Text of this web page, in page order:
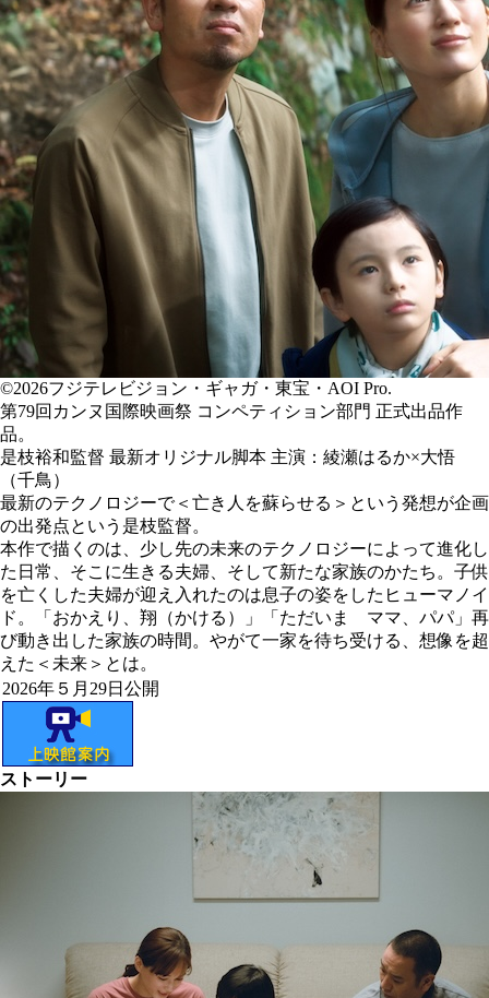
©2026フジテレビジョン・ギャガ・東宝・AOI Pro.
第79回カンヌ国際映画祭 コンペティション部門 正式出品作
品。
是枝裕和監督 最新オリジナル脚本 主演：綾瀬はるか×大悟
（千鳥）
最新のテクノロジーで＜亡き人を蘇らせる＞という発想が企画
の出発点という是枝監督。
本作で描くのは、少し先の未来のテクノロジーによって進化し
た日常、そこに生きる夫婦、そして新たな家族のかたち。子供
を亡くした夫婦が迎え入れたのは息子の姿をしたヒューマノイ
ド。「おかえり、翔（かける）」「ただいま ママ、パパ」再
び動き出した家族の時間。やがて一家を待ち受ける、想像を超
えた＜未来＞とは。
2026年５月29日公開
ストーリー